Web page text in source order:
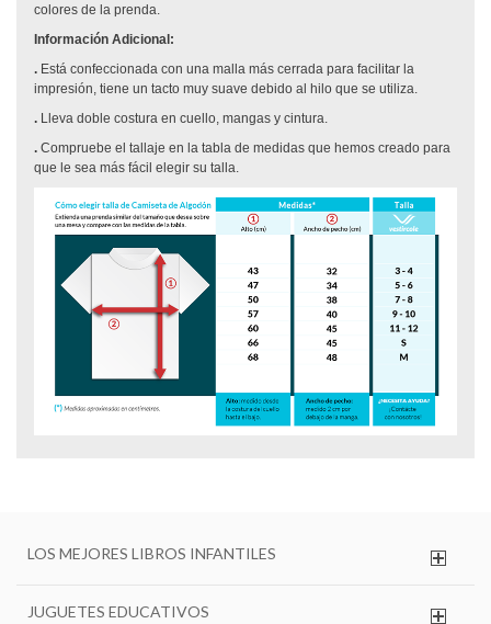
colores de la prenda.
Información Adicional:
.Está confeccionada con una malla más cerrada para facilitar la
impresión, tiene un tacto muy suave debido al hilo que se utiliza.
.Lleva doble costura en cuello, mangas y cintura.
.Compruebe el tallaje en la tabla de medidas que hemos creado para
que le sea más fácil elegir su talla.
LOS MEJORES LIBROS INFANTILES
JUGUETES EDUCATIVOS